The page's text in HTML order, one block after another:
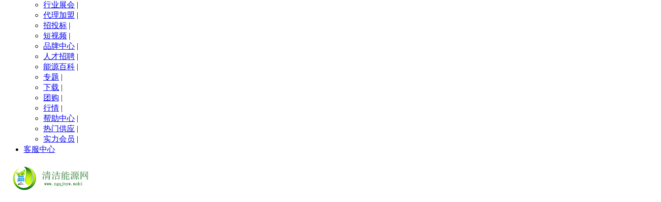
行业展会 |
代理加盟 |
招投标 |
短视频 |
品牌中心 |
人才招聘 |
能源百科 |
专题 |
下载 |
团购 |
行情 |
帮助中心 |
热门供应 |
实力会员 |
客服中心